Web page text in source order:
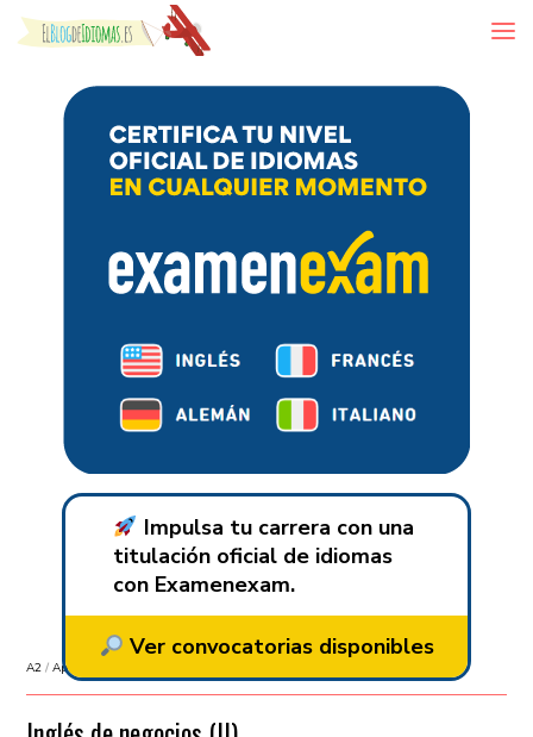
Skip to content
Impulsa tu carrera con una
titulación oficial de idiomas
con Examenexam.
Ver convocatorias disponibles
A2 / Aprender inglés